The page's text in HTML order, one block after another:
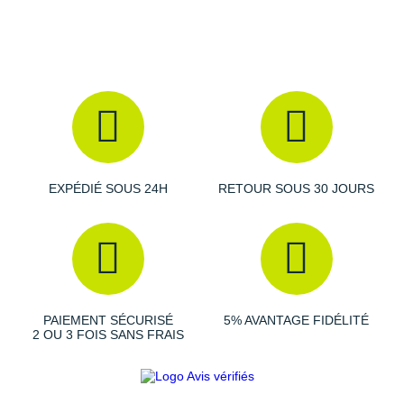
EXPÉDIÉ SOUS 24H RETOUR SOUS 30 JOURS
PAIEMENT SÉCURISÉ
2 OU 3 FOIS SANS FRAIS
5% AVANTAGE FIDÉLITÉ
Thuasne
Under Armour
Withings
X-Socks